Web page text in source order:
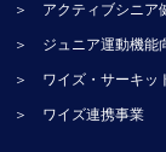
＞ アクティブシニア
＞ ジュニア運動機能
＞ ワイズ・サーキッ
＞ ワイズ連携事業